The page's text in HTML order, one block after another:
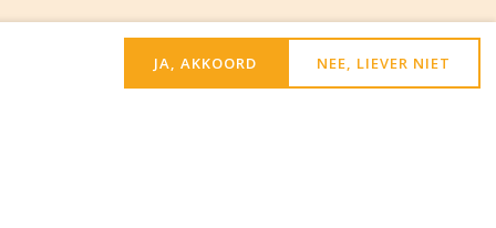
JA, AKKOORD NEE, LIEVER NIET